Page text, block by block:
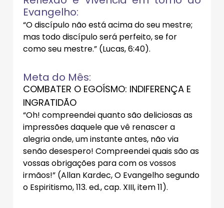
Evangelho:
“O discípulo não está acima do seu mestre;
mas todo discípulo será perfeito, se for
como seu mestre.” (Lucas, 6:40).
Meta do Mês:
COMBATER O EGOÍSMO: INDIFERENÇA E
INGRATIDÃO
“Oh! compreendei quanto são deliciosas as
impressões daquele que vê renascer a
alegria onde, um instante antes, não via
senão desespero! Compreendei quais são as
vossas obrigações para com os vossos
irmãos!” (Allan Kardec, O Evangelho segundo
o Espiritismo, 113. ed., cap. XIII, item 11).